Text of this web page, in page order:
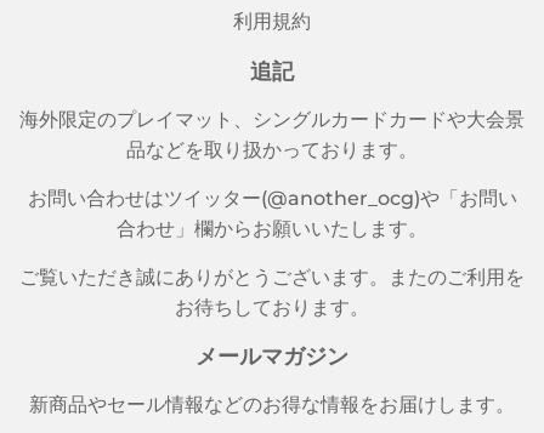
利用規約
追記
海外限定のプレイマット、シングルカードカードや大会景
品などを取り扱かっております。
お問い合わせはツイッター(@another_ocg)や「お問い
合わせ」欄からお願いいたします。
ご覧いただき誠にありがとうございます。またのご利用を
お待ちしております。
メールマガジン
新商品やセール情報などのお得な情報をお届けします。